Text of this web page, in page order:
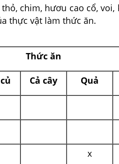
chim, hươu cao cổ, voi,
thực vật làm thức ăn.
Thức ăn
Cả cây Quả
x